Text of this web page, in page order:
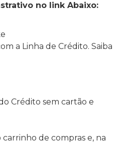
no link Abaixo:
a Linha de Crédito. Saiba
Crédito sem cartão e
de compras e, na